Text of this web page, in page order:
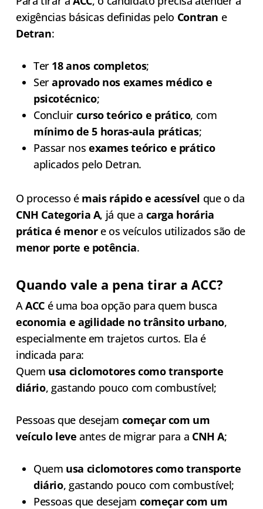
exigências básicas definidas pelo Contran e
Detran:
Ter 18 anos completos;
Seraprovado nos exames médico e
psicotécnico;
Concluir curso teórico e prático, com
mínimo de 5 horas-aula práticas;
Passar nos exames teórico e prático
aplicados pelo Detran.
O processo é mais rápido e acessível que o da
CNH Categoria A, já que a carga horária
prática é menore os veículos utilizados são de
menor porte e potência.
Quando vale a pena tirar a ACC?
AACC é uma boa opção para quem busca
economia e agilidade no trânsito urbano,
especialmente em trajetos curtos. Ela é
indicada para:
Quem usa ciclomotores como transporte
diário, gastando pouco com combustível;
Pessoas que desejam começar com um
veículo leve antes de migrar para a CNH A;
Quem usa ciclomotores como transporte
diário, gastando pouco com combustível;
Pessoas que desejam começar com um